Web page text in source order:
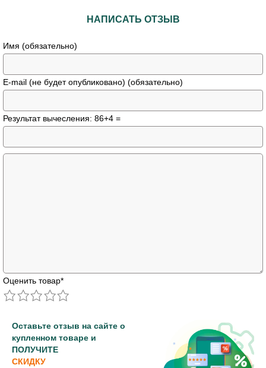
НАПИСАТЬ ОТЗЫВ
Имя (обязательно)
E-mail (не будет опубликовано) (обязательно)
Результат вычесления: 86+4 =
Оценить товар*
Оставьте отзыв на сайте о
купленном товаре и
ПОЛУЧИТЕ
СКИДКУ